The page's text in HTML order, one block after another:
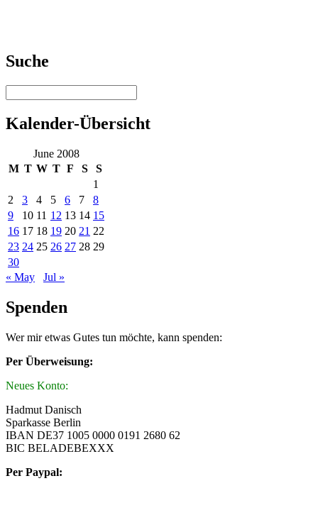
Suche
Kalender-Übersicht
June 2008
M T W T F S
S
1
2
3 4 5 6 7
8
9
10 11 12 13 14 15
16 17 18 19 20 21 22
23 24 25 26 27 28 29
30
« May
Jul »
Spenden
Wer mir etwas Gutes tun möchte, kann spenden:
Per Überweisung:
Neues Konto:
Hadmut Danisch
Sparkasse Berlin
IBAN DE37 1005 0000 0191 2680 62
BIC BELADEBEXXX
Per Paypal: